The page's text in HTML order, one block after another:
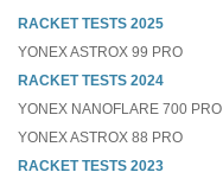
RACKET TESTS 2025
YONEX ASTROX 99 PRO
RACKET TESTS 2024
YONEX NANOFLARE 700 PRO
YONEX ASTROX 88 PRO
RACKET TESTS 2023